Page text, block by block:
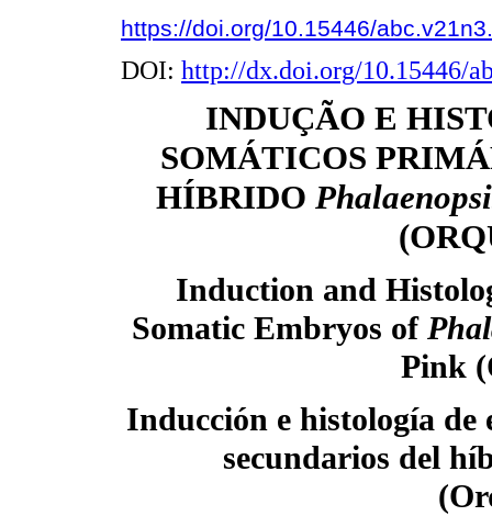
https://doi.org/10.15446/
DOI: http://dx.doi.org/10.15446/
INDUÇÃO E
SOMÁTICOS
HÍBRIDO
Induction and
Somatic Embryos of
Pink
Inducción e histología
secundarios del